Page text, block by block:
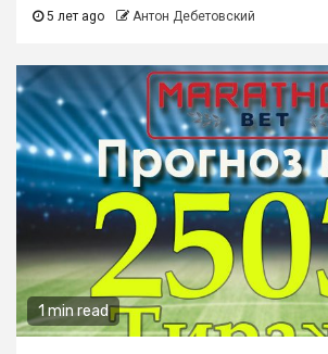
5 лет ago Антон Дебетовский
1 min read